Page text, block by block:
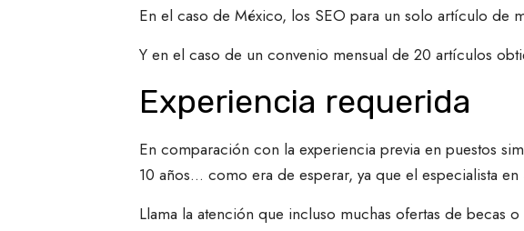
En el caso de México, los SEO para un solo artículo de
Y en el caso de un convenio mensual de 20 artículos
Experiencia requerida
En comparación con la experiencia previa en puestos
10 años... como era de esperar, ya que el especialista
Llama la atención que incluso muchas ofertas de becas